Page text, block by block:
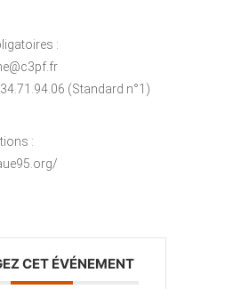
:
(Standard n°1)
:
CET ÉVÉNEMENT